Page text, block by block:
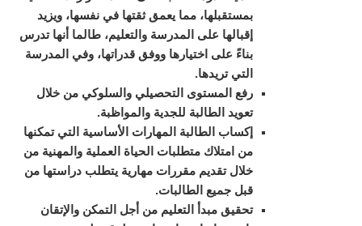
بمستقبلها، مما يعمق ثقتها في نفسها، ويزيد
إقبالها على المدرسة والتعليم، طالما أنها تدرس
بناءً على اختيارها ووفق قدراتها، وفي المدرسة
التي تريدها.
رفع المستوى التحصيلي والسلوكي من خلال
تعويد الطالبة للجدية والمواظبة.
إكساب الطالبة المهارات الأساسية التي تمكنها
من امتلاك متطلبات الحياة العملية والمهنية من
خلال تقديم مقررات مهارية يتطلب دراستها من
قبل جميع الطالبات.
تحقيق مبدأ التعليم من أجل التمكن والإتقان